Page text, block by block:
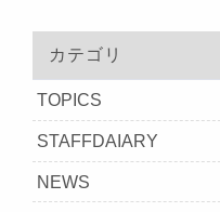
カテゴリ
TOPICS
STAFFDAIARY
NEWS